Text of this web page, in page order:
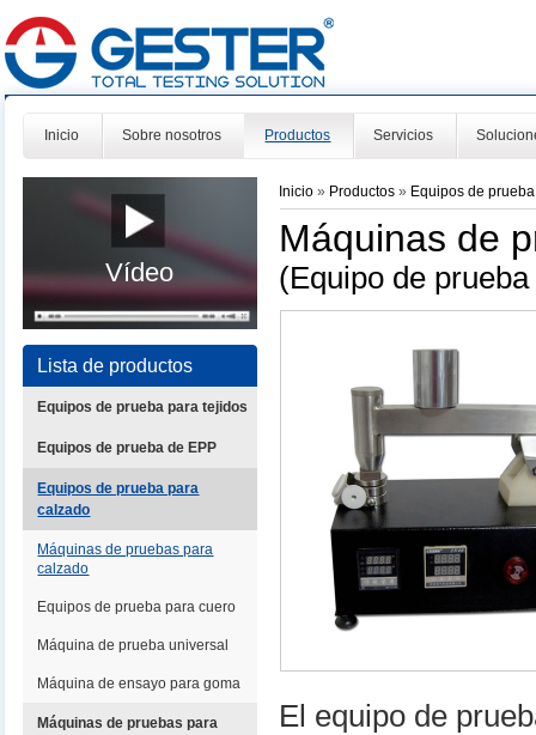
Inicio Sobre nosotros Productos Servicios
Vídeo
Lista de productos
Equipos de prueba para tejidos
Equipos de prueba de EPP
Equipos de prueba para
calzado
Máquinas de pruebas para
calzado
Equipos de prueba para cuero
Máquina de prueba universal
Máquina de ensayo para goma
Máquinas de pruebas para
Inicio » Productos» Equipos de
Máquinas de
(Equipo de
El equipo de